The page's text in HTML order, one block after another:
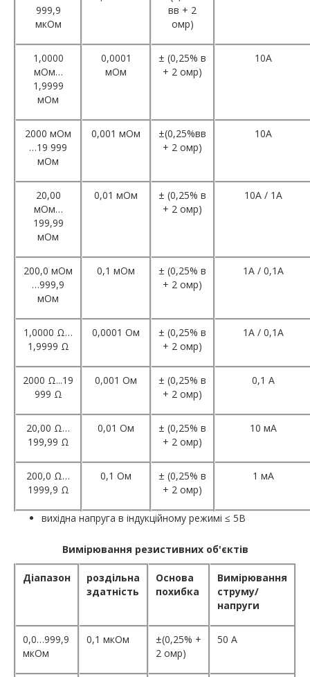
999,9
мкОм
вв + 2
омр)
1,0000
мОм…
1,9999
мОм
0,0001
мОм
± (0,25% в
+ 2 омр)
10А
2000 мОм
…19 999
мОм
0,001 мОм
±(0,25%вв
+ 2 омр)
10А
20,00
мОм…
199,99
мОм
0,01 мОм
± (0,25% в
+ 2 омр)
10А / 1А
200,0 мОм
…999,9
мОм
0,1 мОм
± (0,25% в
+ 2 омр)
1A / 0,1A
1,0000 Ω…
1,9999 Ω
0,0001 Ом
± (0,25% в
+ 2 омр)
1A / 0,1A
2000 Ω...19
999 Ω
0,001 Ом
± (0,25% в
+ 2 омр)
0,1 А
20,00 Ω…
199,99 Ω
0,01 Ом
± (0,25% в
+ 2 омр)
10 мА
200,0 Ω…
1999,9 Ω
0,1 Ом
± (0,25% в
+ 2 омр)
1 мА
вихідна напруга в індукційному режимі ≤ 5В
Вимірювання резистивних об'єктів
Діапазон
роздільна
здатність
Основа
похибка
Вимірювання
струму/
напруги
0,0…999,9
мкОм
0,1 мкОм
±(0,25% +
2 омр)
50 A